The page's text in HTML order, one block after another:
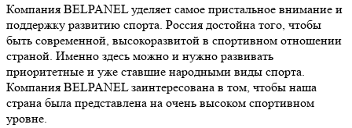
Компания BELPANEL уделяет самое пристальное внимание и
поддержку развитию спорта. Россия достойна того, чтобы
быть современной, высокоразвитой в спортивном отношении
страной. Именно здесь можно и нужно развивать
приоритетные и уже ставшие народными виды спорта.
Компания BELPANEL заинтересована в том, чтобы наша
страна была представлена на очень высоком спортивном
уровне.